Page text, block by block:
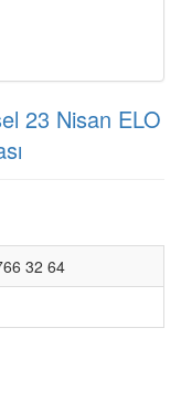
23 Nisan ELO
32 64